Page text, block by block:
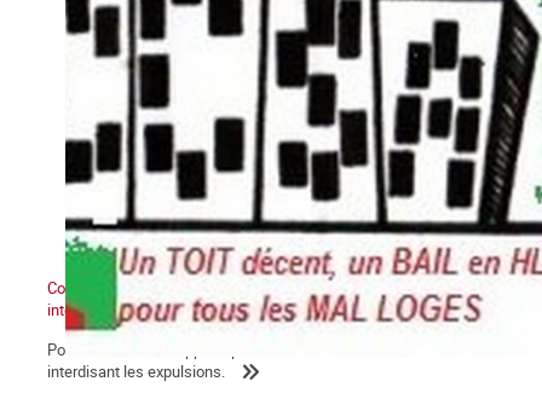
Comité Chômeurs-Salariés d'Alfortville : Pétition pour une loi
interdisant les expulsions
Pour les familles frappées par la crise. Nous voulons une loi
interdisant les expulsions.